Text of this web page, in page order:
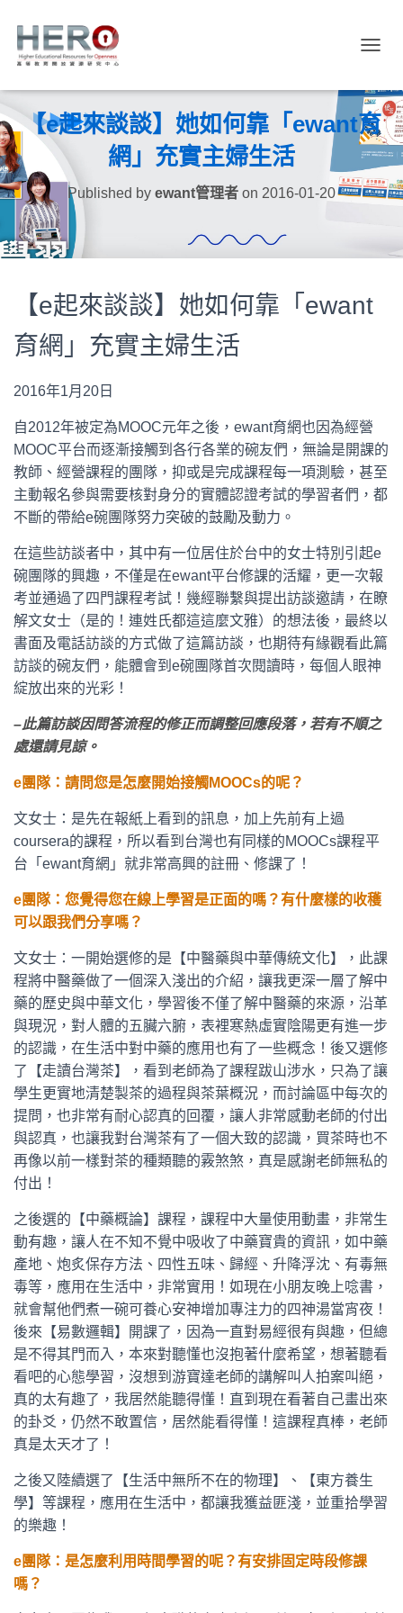
【e起來談談】她如何靠「ewant育
網」充實主婦生活
Published by ewant管理者 on 2016-01-20
【e起來談談】她如何靠「ewant
育網」充實主婦生活
2016年1月20日
自2012年被定為MOOC元年之後，ewant育網也因為經營
MOOC平台而逐漸接觸到各行各業的碗友們，無論是開課的
教師、經營課程的團隊，抑或是完成課程每一項測驗，甚至
主動報名參與需要核對身分的實體認證考試的學習者們，都
不斷的帶給e碗團隊努力突破的鼓勵及動力。
在這些訪談者中，其中有一位居住於台中的女士特別引起e
碗團隊的興趣，不僅是在ewant平台修課的活耀，更一次報
考並通過了四門課程考試！幾經聯繫與提出訪談邀請，在瞭
解文女士（是的！連姓氏都這這麼文雅）的想法後，最終以
書面及電話訪談的方式做了這篇訪談，也期待有緣觀看此篇
訪談的碗友們，能體會到e碗團隊首次閱讀時，每個人眼神
綻放出來的光彩！
–此篇訪談因問答流程的修正而調整回應段落，若有不順之
處還請見諒。
e團隊：請問您是怎麼開始接觸MOOCs的呢？
文女士：是先在報紙上看到的訊息，加上先前有上過
coursera的課程，所以看到台灣也有同樣的MOOCs課程平
台「ewant育網」就非常高興的註冊、修課了！
e團隊：您覺得您在線上學習是正面的嗎？有什麼樣的收穫
可以跟我們分享嗎？
文女士：一開始選修的是【中醫藥與中華傳統文化】，此課
程將中醫藥做了一個深入淺出的介紹，讓我更深一層了解中
藥的歷史與中華文化，學習後不僅了解中醫藥的來源，沿革
與現況，對人體的五臟六腑，表裡寒熱虛實陰陽更有進一步
的認識，在生活中對中藥的應用也有了一些概念！後又選修
了【走讀台灣茶】，看到老師為了課程跋山涉水，只為了讓
學生更實地清楚製茶的過程與茶葉概況，而討論區中每次的
提問，也非常有耐心認真的回覆，讓人非常感動老師的付出
與認真，也讓我對台灣茶有了一個大致的認識，買茶時也不
再像以前一樣對茶的種類聽的霚煞煞，真是感謝老師無私的
付出！
之後選的【中藥概論】課程，課程中大量使用動畫，非常生
動有趣，讓人在不知不覺中吸收了中藥寶貴的資訊，如中藥
產地、炮炙保存方法、四性五味、歸經、升降浮沈、有毒無
毒等，應用在生活中，非常實用！如現在小朋友晚上唸書，
就會幫他們煮一碗可養心安神增加專注力的四神湯當宵夜！
後來【易數邏輯】開課了，因為一直對易經很有與趣，但總
是不得其門而入，本來對聽懂也沒抱著什麼希望，想著聽看
看吧的心態學習，沒想到游寶達老師的講解叫人拍案叫絕，
真的太有趣了，我居然能聽得懂！直到現在看著自己畫出來
的卦爻，仍然不敢置信，居然能看得懂！這課程真棒，老師
真是太天才了！
之後又陸續選了【生活中無所不在的物理】、【東方養生
學】等課程，應用在生活中，都讓我獲益匪淺，並重拾學習
的樂趣！
e團隊：是怎麼利用時間學習的呢？有安排固定時段修課
嗎？